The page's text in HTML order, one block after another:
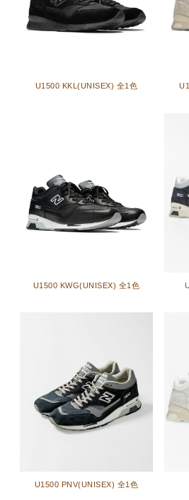
U1500 KKL(UNISEX) 全1色
U1500 KWG(UNISEX) 全1色
U1500 PNV(UNISEX) 全1色